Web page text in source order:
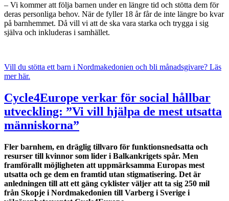
– Vi kommer att följa barnen under en längre tid och stötta dem för
deras personliga behov. När de fyller 18 år får de inte längre bo kvar
på barnhemmet. Då vill vi att de ska vara starka och trygga i sig
själva och inkluderas i samhället.
Vill du stötta ett barn i Nordmakedonien och bli månadsgivare? Läs
mer här.
Cycle4Europe verkar för social hållbar
utveckling: ”Vi vill hjälpa de mest utsatta
människorna”
Fler barnhem, en dräglig tillvaro för funktionsnedsatta och
resurser till kvinnor som lider i Balkankrigets spår. Men
framförallt möjligheten att uppmärksamma Europas mest
utsatta och ge dem en framtid utan stigmatisering. Det är
anledningen till att ett gäng cyklister väljer att ta sig 250 mil
från Skopje i Nordmakedonien till Varberg i Sverige i